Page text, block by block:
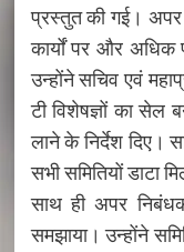
प्रस्तुत की गई।
कार्यों पर और
उन्होंने सचिव एवं
टी विशेषज्ञों का सेल
लाने के निर्देश दिए।
सभी समितियों डाटा
साथ ही अपर
समझाया। उन्होंने